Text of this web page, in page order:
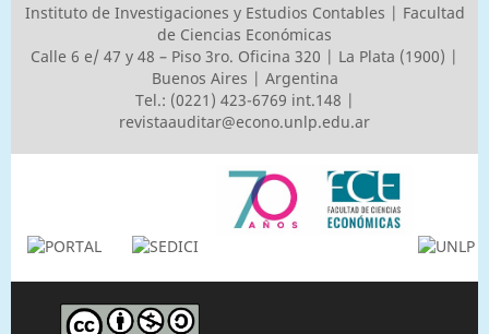
Instituto de Investigaciones y Estudios Contables | Facultad
de Ciencias Económicas
Calle 6 e/ 47 y 48 – Piso 3ro. Oficina 320 | La Plata (1900) |
Buenos Aires | Argentina
Tel.: (0221) 423-6769 int.148 |
revistaauditar@econo.unlp.edu.ar